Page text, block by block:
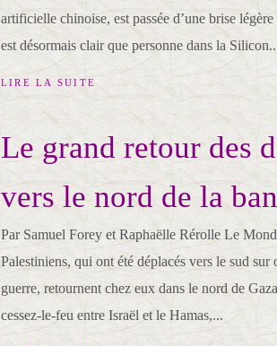
artificielle chinoise, est passée d’une brise
est désormais clair que personne dans la
LIRE LA SUITE
Le grand retour des
vers le nord de la
Par Samuel Forey et Raphaëlle Rérolle Le
Palestiniens, qui ont été déplacés vers le sud sur
guerre, retournent chez eux dans le nord de
cessez-le-feu entre Israël et le Hamas,...